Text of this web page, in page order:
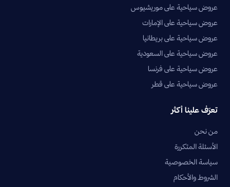
عروض سياحية على موريشيوس
عروض سياحية على الإمارات
عروض سياحية على بريطانيا
عروض سياحية على السعودية
عروض سياحية على فرنسا
عروض سياحية على قطر
تعرّف علينا أكثر
من نحن
الأسئلة المتكررة
سياسة الخصوصية
الشروط والأحكام